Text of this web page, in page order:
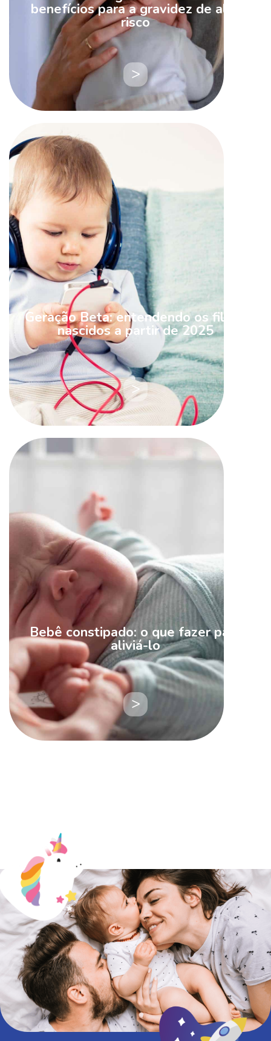
benefícios para a gravidez de alto
risco
LEIA
MAIS
Geração Beta: entendendo os filhos
nascidos a partir de 2025
LEIA
MAIS
Bebê constipado: o que fazer para
aliviá-lo
LEIA